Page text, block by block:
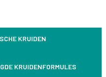
KRUIDEN
KRUIDENFORMULES